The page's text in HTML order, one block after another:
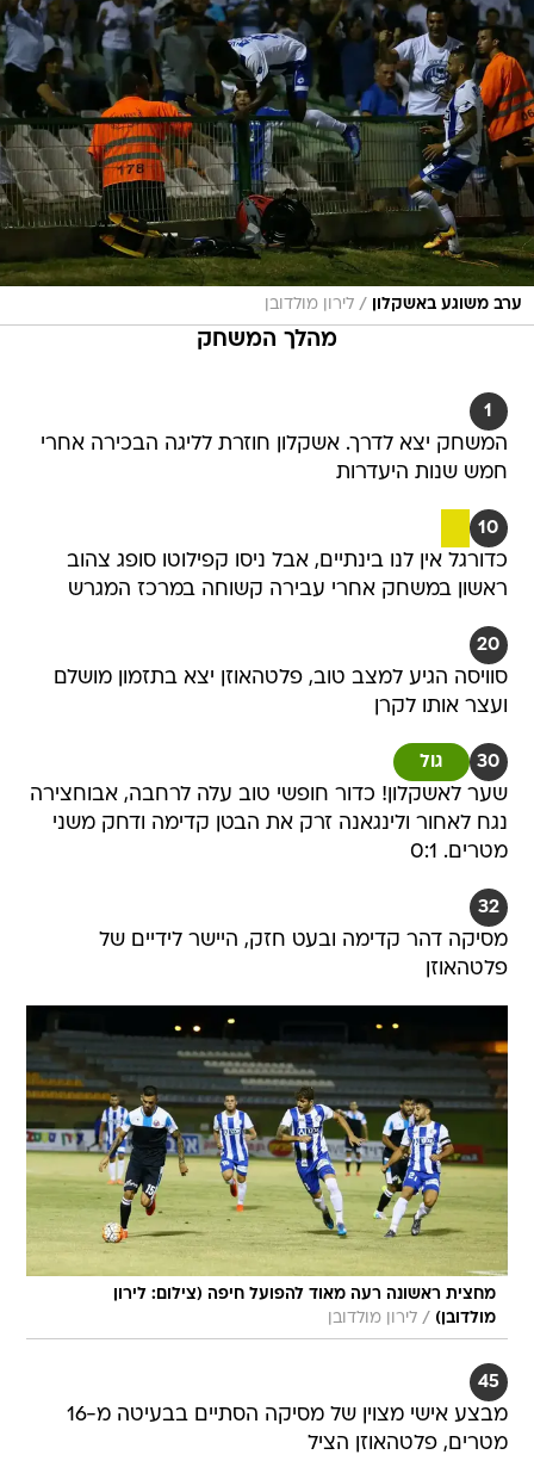
ערב משוגע באשקלון / לירון מולדובן
מהלך המשחק
1
המשחק יצא לדרך. אשקלון חוזרת לליגה הבכירה אחרי
חמש שנות היעדרות
10
כדורגל אין לנו בינתיים, אבל ניסו קפילוטו סופג צהוב
ראשון במשחק אחרי עבירה קשוחה במרכז המגרש
20
סוויסה הגיע למצב טוב, פלטהאוזן יצא בתזמון מושלם
ועצר אותו לקרן
30 גול
שער לאשקלון! כדור חופשי טוב עלה לרחבה, אבוחצירה
נגח לאחור ולינגאנה זרק את הבטן קדימה ודחק משני
מטרים. 0:1
32
מסיקה דהר קדימה ובעט חזק, היישר לידיים של
פלטהאוזן
מחצית ראשונה רעה מאוד להפועל חיפה (צילום: לירון
מולדובן) / לירון מולדובן
45
מבצע אישי מצוין של מסיקה הסתיים בבעיטה מ-16
מטרים, פלטהאוזן הציל